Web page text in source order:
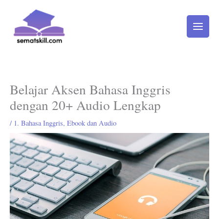
konten
Belajar Aksen Bahasa Inggris
dengan 20+ Audio Lengkap
/ 1. Bahasa Inggris, Ebook dan Audio